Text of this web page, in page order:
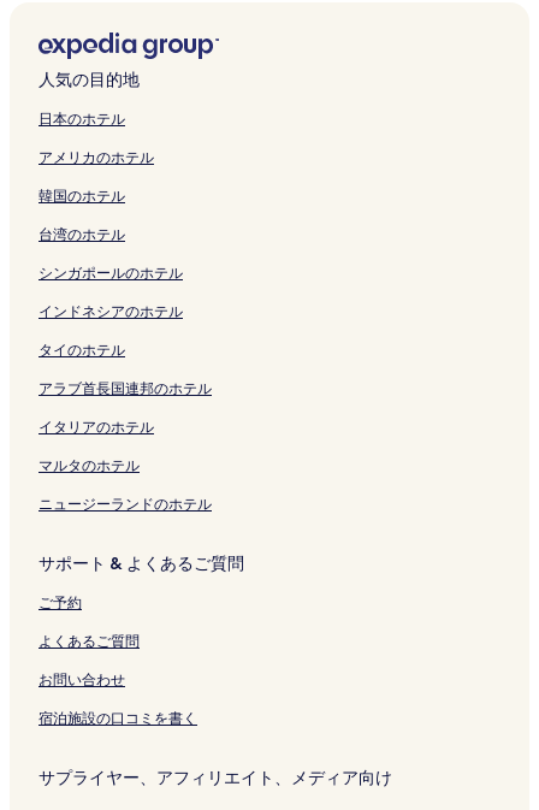
ン
ク
を
開
く
リ
ク
を
開
く
リ
ク
リ
ン
ク
を
開
く
リ
ク
ク
ジ
を
開
く
ン
ジ
を
開
く
ン
o
s
i
o
e
s
o
r
s
ペ
ジ
を
開
く
ン
d
o
H
o
e
の
ペ
ー
ジ
開
リ
ク
の
ペ
ー
ジ
開
リ
ン
ク
s
o
t
x
s
O
n
n
の
ー
を
開
く
リ
ク
o
o
V
l
a
O
n
n
1
の
ー
ジ
を
開
リ
U
M
E
O
T
の
ペ
ー
を
く
ン
ク
t
e
T
n
h
a
B
a
の
ー
を
開
く
リ
ク
k
i
a
a
p
a
&
R
s
r
の
ペ
ー
ジ
開
ン
ク
d
I
e
j
m
a
の
ペ
ジ
開
リ
ン
ク
ジ
を
開
く
ン
r
e
の
ペ
ジ
開
く
リ
ン
c
y
e
a
a
k
i
I
l
n
O
k
i
n
w
ペ
ー
ジ
を
く
ン
s
e
の
ペ
ジ
開
く
リ
ン
i
n
i
z
S
E
R
A
A
I
ペ
ー
ジ
を
く
ク
人気の目的地
日本のホテル
アメリカのホテル
韓国のホテル
台湾のホテル
シンガポールのホテル
インドネシアのホテル
タイのホテル
アラブ首長国連邦のホテル
イタリアのホテル
マルタのホテル
ニュージーランドのホテル
サポート & よくあるご質問
ご予約
よくあるご質問
お問い合わせ
宿泊施設の口コミを書く
サプライヤー、アフィリエイト、メディア向け